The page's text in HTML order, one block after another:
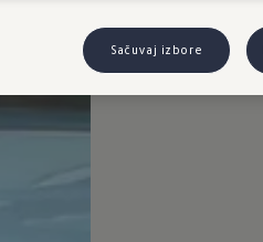
Sačuvaj izbore